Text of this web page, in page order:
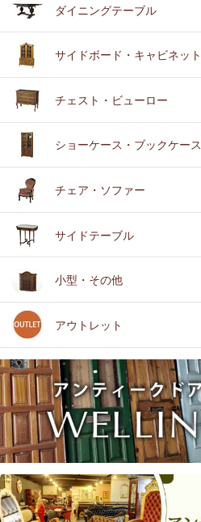
ダイニングテーブル
サイドボード・キャビネット
チェスト・ビューロー
ショーケース・ブックケース
チェア・ソファー
サイドテーブル
小型・その他
アウトレット